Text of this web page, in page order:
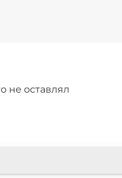
не оставлял